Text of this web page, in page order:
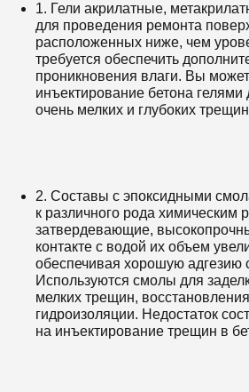
1. Гели акрилатные,
для проведения ремонта
расположенных ниже, чем
требуется обеспечить
проникновения влаги. Вы
инъектирование бетона гелями
очень мелких и глубоких
2. Составы с эпоксидными
к различного рода химическим
затвердевающие,
контакте с водой их объем
обеспечивая хорошую адгезию
Используются смолы для
мелких трещин,
гидроизоляции. Недостаток
на инъектирование трещин в